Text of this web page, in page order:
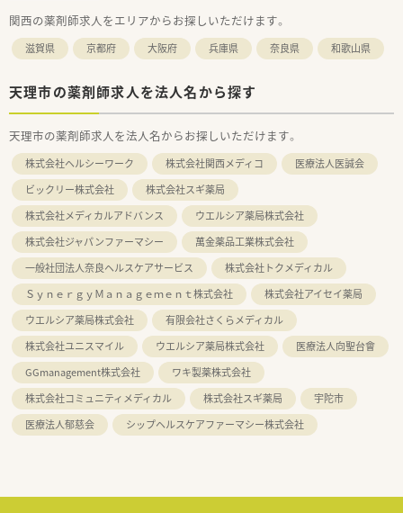
関西の薬剤師求人をエリアからお探しいただけます。
滋賀県 京都府 大阪府 兵庫県 奈良県 和歌山県
天理市の薬剤師求人を法人名から探す
天理市の薬剤師求人を法人名からお探しいただけます。
株式会社ヘルシーワーク 株式会社関西メディコ
医療法人医誠会
ビックリー株式会社
株式会社スギ薬局
株式会社メディカルアドバンス
ウエルシア薬局株式会社
株式会社ジャパンファーマシー
萬金薬品工業株式会社
一般社団法人奈良ヘルスケアサービス
株式会社トクメディカル
ＳｙｎｅｒｇｙＭａｎａｇｅｍｅｎｔ株式会社
株式会社アイセイ薬局
ウエルシア薬局株式会社
有限会社さくらメディカル
株式会社ユニスマイル
ウエルシア薬局株式会社
医療法人向聖台會
GGmanagement株式会社
ワキ製薬株式会社
株式会社コミュニティメディカル
株式会社スギ薬局
宇陀市
医療法人郁慈会
シップヘルスケアファーマシー株式会社